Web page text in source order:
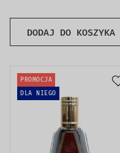
DODAJ DO KOSZYKA
PROMOCJA
DLA NIEGO